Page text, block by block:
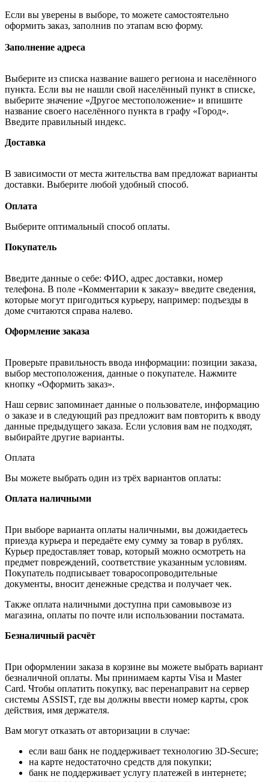
Если вы уверены в выборе, то можете самостоятельно
оформить заказ, заполнив по этапам всю форму.
Заполнение адреса
Выберите из списка название вашего региона и населённого
пункта. Если вы не нашли свой населённый пункт в списке,
выберите значение «Другое местоположение» и впишите
название своего населённого пункта в графу «Город».
Введите правильный индекс.
Доставка
В зависимости от места жительства вам предложат варианты
доставки. Выберите любой удобный способ.
Оплата
Выберите оптимальный способ оплаты.
Покупатель
Введите данные о себе: ФИО, адрес доставки, номер
телефона. В поле «Комментарии к заказу» введите сведения,
которые могут пригодиться курьеру, например: подъезды в
доме считаются справа налево.
Оформление заказа
Проверьте правильность ввода информации: позиции заказа,
выбор местоположения, данные о покупателе. Нажмите
кнопку «Оформить заказ».
Наш сервис запоминает данные о пользователе, информацию
о заказе и в следующий раз предложит вам повторить к вводу
данные предыдущего заказа. Если условия вам не подходят,
выбирайте другие варианты.
Оплата
Вы можете выбрать один из трёх вариантов оплаты:
Оплата наличными
При выборе варианта оплаты наличными, вы дожидаетесь
приезда курьера и передаёте ему сумму за товар в рублях.
Курьер предоставляет товар, который можно осмотреть на
предмет повреждений, соответствие указанным условиям.
Покупатель подписывает товаросопроводительные
документы, вносит денежные средства и получает чек.
Также оплата наличными доступна при самовывозе из
магазина, оплаты по почте или использовании постамата.
Безналичный расчёт
При оформлении заказа в корзине вы можете выбрать вариант
безналичной оплаты. Мы принимаем карты Visa и Master
Card. Чтобы оплатить покупку, вас перенаправит на сервер
системы ASSIST, где вы должны ввести номер карты, срок
действия, имя держателя.
Вам могут отказать от авторизации в случае:
если ваш банк не поддерживает технологию 3D-Secure;
на карте недостаточно средств для покупки;
банк не поддерживает услугу платежей в интернете;